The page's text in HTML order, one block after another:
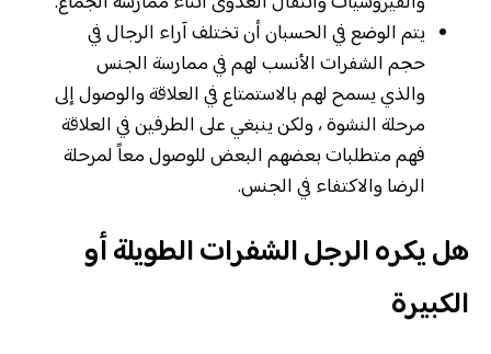
يتم الوضع في الحسبان أن تختلف آراء الرجال في
حجم الشفرات الأنسب لهم في ممارسة الجنس
والذي يسمح لهم بالاستمتاع في العلاقة والوصول إلى
مرحلة النشوة ، ولكن ينبغي على الطرفين في العلاقة
فهم متطلبات بعضهم البعض للوصول معاً لمرحلة
الرضا والاكتفاء في الجنس.
هل يكره الرجل الشفرات الطويلة أو
الكبيرة